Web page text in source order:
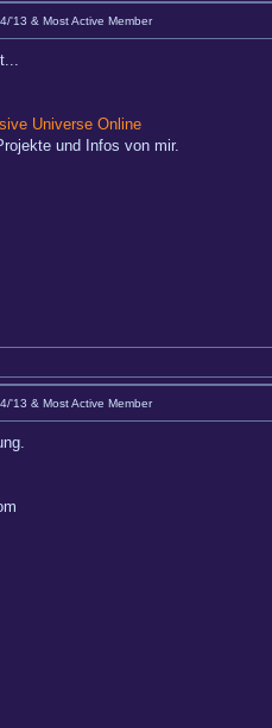
'13 & Most Active Member
Universe Online
und Infos von mir.
'13 & Most Active Member